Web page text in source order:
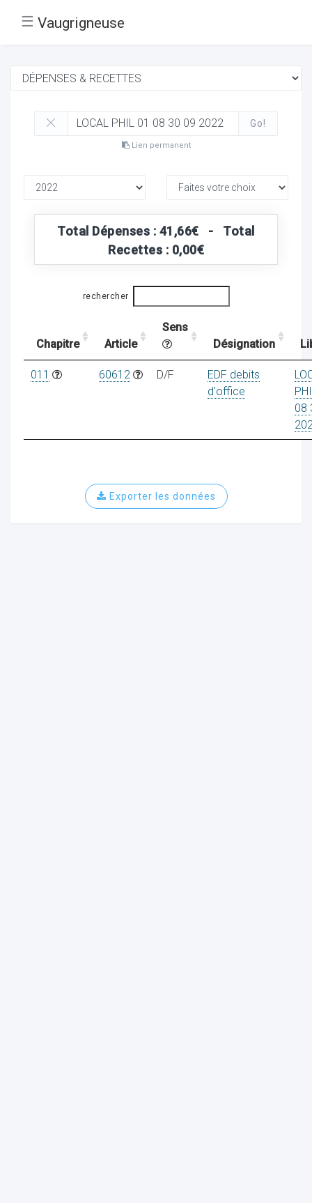
☰ Vaugrigneuse
Go!
Lien permanent
Total Dépenses : 41,66€ - Total
Recettes : 0,00€
rechercher
Chapitre Article
Sens
Désignation
011 60612 D/F
EDF debits
d'office
08
Exporter les données